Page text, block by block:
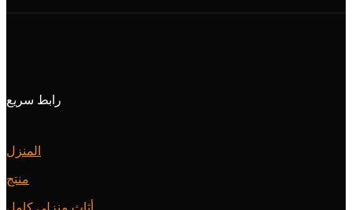
رابط سريع
المنزل
منتج